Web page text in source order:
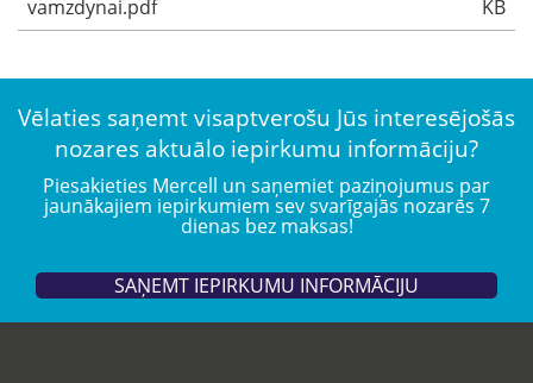
vamzdynai.pdf
KB
Vēlaties saņemt visaptverošu Jūs interesējošās
nozares aktuālo iepirkumu informāciju?
Piesakieties Mercell un saņemiet paziņojumus par
jaunākajiem iepirkumiem sev svarīgajās nozarēs 7
dienas bez maksas!
SAŅEMT IEPIRKUMU INFORMĀCIJU